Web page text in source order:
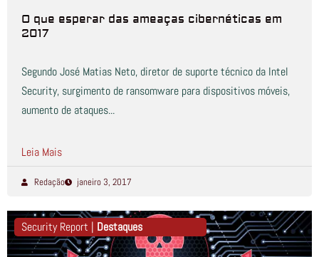
O que esperar das ameaças cibernéticas em
2017
Segundo José Matias Neto, diretor de suporte técnico da Intel
Security, surgimento de ransomware para dispositivos móveis,
aumento de ataques...
Leia Mais
Redação janeiro 3, 2017
Security Report | Destaques